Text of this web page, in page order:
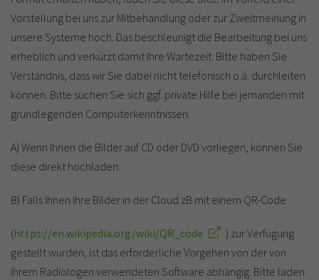
Vorstellung bei uns zur Mitbehandlung oder zur Zweitmeinung in
unsere Systeme hoch. Das beschleunigt die Bearbeitung bei uns
erheblich und verkürzt damit Ihre Wartezeit. Bitte haben Sie
Verständnis, dass wir Sie dabei nicht telefonisch o.ä. durchleiten
können. Bitte suchen Sie sich ggf. private Hilfe bei jemanden mit
grundlegenden Computerkenntnissen.
A) Wenn Ihnen die Bilder auf CD oder DVD vorliegen, können Sie
diese direkt hochladen.
B) Falls Ihnen Ihre Bilder in der Cloud zB mit einem QR-Code
(https://en.wikipedia.org/wiki/QR_code
) zur Verfügung
gestellt wurden, ist das erforderliche Vorgehen von der von
ihrem Radiologen verwendeten Software abhängig. Bitte laden